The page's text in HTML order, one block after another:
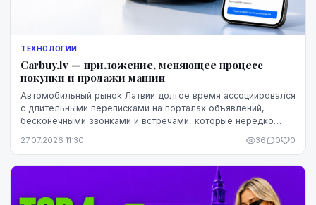
ТЕХНОЛОГИИ
Carbuy.lv — приложение, меняющее процесс
покупки и продажи машин
Автомобильный рынок Латвии долгое время ассоциировался
с длительными переписками на порталах объявлений,
бесконечными звонками и встречами, которые нередко
27.07.2026 11:30 36 0 0